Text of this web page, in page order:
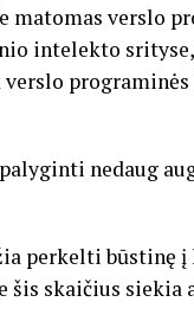
verslo
intelekto srityse,
programinės
nedaug
perkelti būstinę
skaičius siekia